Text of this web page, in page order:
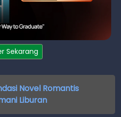
Sekarang
Novel Romantis
Liburan